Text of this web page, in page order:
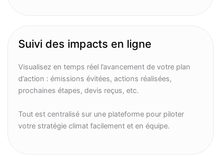
Suivi des impacts en ligne
Visualisez en temps réel l’avancement de votre plan
d’action : émissions évitées, actions réalisées,
prochaines étapes, devis reçus, etc.
Tout est centralisé sur une plateforme pour piloter
votre stratégie climat facilement et en équipe.